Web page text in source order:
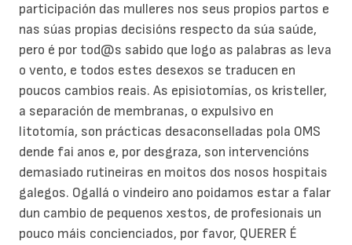
participación das mulleres nos seus propios partos e
nas súas propias decisións respecto da súa saúde,
pero é por tod@s sabido que logo as palabras as leva
o vento, e todos estes desexos se traducen en
poucos cambios reais. As episiotomías, os kristeller,
a separación de membranas, o expulsivo en
litotomía, son prácticas desaconselladas pola OMS
dende fai anos e, por desgraza, son intervencións
demasiado rutineiras en moitos dos nosos hospitais
galegos. Ogallá o vindeiro ano poidamos estar a falar
dun cambio de pequenos xestos, de profesionais un
pouco máis concienciados, por favor, QUERER É